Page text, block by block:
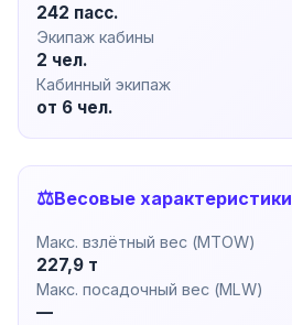
242 пасс.
Экипаж кабины
2 чел.
Кабинный экипаж
от 6 чел.
⚖️Весовые характеристики
Макс. взлётный вес (MTOW)
227,9 т
Макс. посадочный вес (MLW)
—